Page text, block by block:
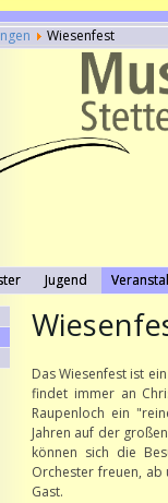
Wiesenfest
Jugend
Das Wiesenfest ist
findet immer an
Raupenloch ein
Jahren auf der
können sich die
Orchester freuen, ab
Gast.